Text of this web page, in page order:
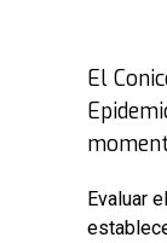
El
Evaluar